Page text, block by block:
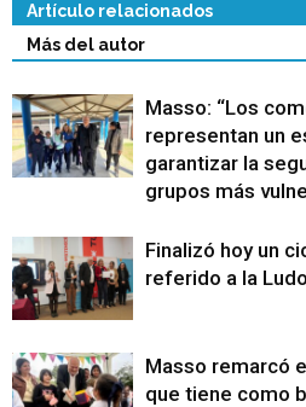
Artículo relacionados
Más del autor
Masso: “Los
representan un
garantizar la
grupos más
Finalizó hoy un
referido a la
Masso remarcó
que tiene como